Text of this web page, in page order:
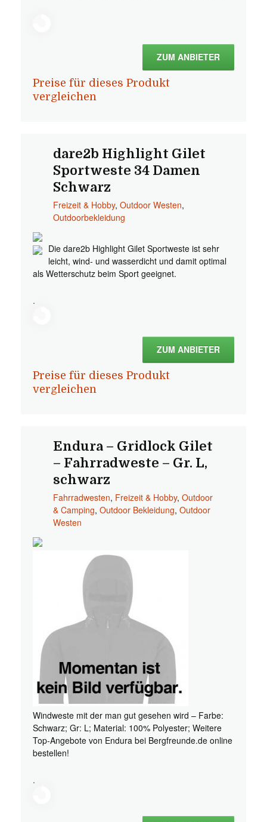
ZUM ANBIETER
Preise für dieses Produkt
vergleichen
dare2b Highlight Gilet
Sportweste 34 Damen
Schwarz
Freizeit & Hobby, Outdoor Westen,
Outdoorbekleidung
Die dare2b Highlight Gilet Sportweste ist sehr
leicht, wind- und wasserdicht und damit optimal
als Wetterschutz beim Sport geeignet.
.
ZUM ANBIETER
Preise für dieses Produkt
vergleichen
Endura – Gridlock Gilet
– Fahrradweste – Gr. L,
schwarz
Fahrradwesten, Freizeit & Hobby, Outdoor
& Camping, Outdoor Bekleidung, Outdoor
Westen
Windweste mit der man gut gesehen wird – Farbe:
Schwarz; Gr: L; Material: 100% Polyester; Weitere
Top-Angebote von Endura bei Bergfreunde.de online
bestellen!
.